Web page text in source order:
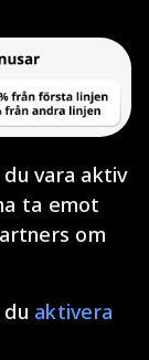
vara aktiv
ta emot
om
aktivera